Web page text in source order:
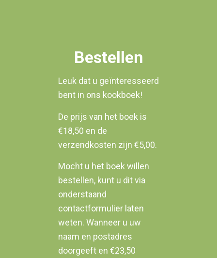
Bestellen
Leuk dat u geïnteresseerd
bent in ons kookboek!
De prijs van het boek is
€18,50 en de
verzendkosten zijn €5,00.
Mocht u het boek willen
bestellen, kunt u dit via
onderstaand
contactformulier laten
weten. Wanneer u uw
naam en postadres
doorgeeft en €23,50